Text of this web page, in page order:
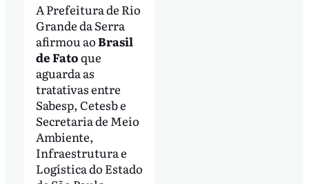
A Prefeitura de Rio
Grande da Serra
afirmou aoBrasil
de Fatoque
aguarda as
tratativas entre
Sabesp, Cetesb e
Secretaria de Meio
Ambiente,
Infraestrutura e
Logística do Estado